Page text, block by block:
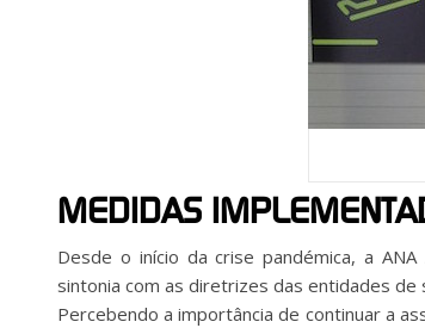
MEDIDAS
Desde o início da crise pandémica, a
sintonia com as diretrizes das entidades
Percebendo a importância de continuar a